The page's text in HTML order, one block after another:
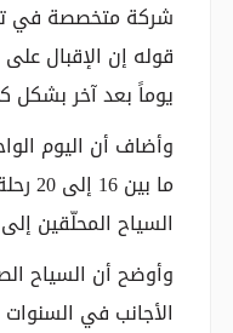
شركة متخصصة في
قوله إن الإقبال على
يوماً بعد آخر بشكل
وأضاف أن اليوم
ما
السياح المحلّقين إلى 500 تقريباً.
وأوضح أن السياح
الأجانب في السنوات